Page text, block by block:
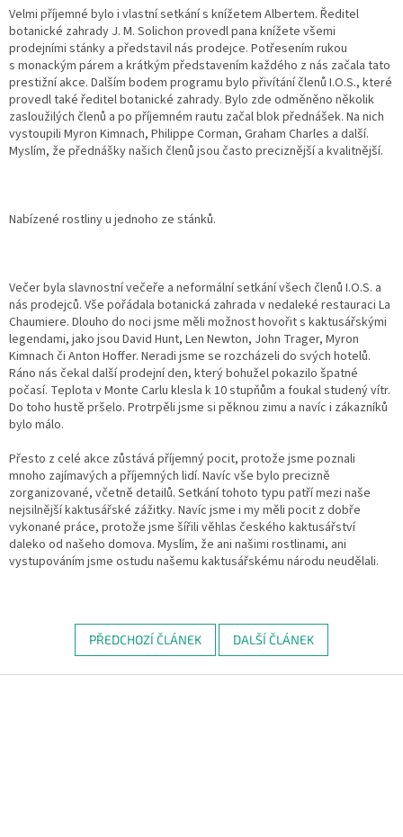
Velmi příjemné bylo i vlastní setkání s knížetem Albertem. Ředitel
botanické zahrady J. M. Solichon provedl pana knížete všemi
prodejními stánky a představil nás prodejce. Potřesením rukou
s monackým párem a krátkým představením každého z nás začala tato
prestižní akce. Dalším bodem programu bylo přivítání členů I.O.S., které
provedl také ředitel botanické zahrady. Bylo zde odměněno několik
zasloužilých členů a po příjemném rautu začal blok přednášek. Na nich
vystoupili Myron Kimnach, Philippe Corman, Graham Charles a další.
Myslím, že přednášky našich členů jsou často preciznější a kvalitnější.
Nabízené rostliny u jednoho ze stánků.
Večer byla slavnostní večeře a neformální setkání všech členů I.O.S. a
nás prodejců. Vše pořádala botanická zahrada v nedaleké restauraci La
Chaumiere. Dlouho do noci jsme měli možnost hovořit s kaktusářskými
legendami, jako jsou David Hunt, Len Newton, John Trager, Myron
Kimnach či Anton Hoffer. Neradi jsme se rozcházeli do svých hotelů.
Ráno nás čekal další prodejní den, který bohužel pokazilo špatné
počasí. Teplota v Monte Carlu klesla k 10 stupňům a foukal studený vítr.
Do toho hustě pršelo. Protrpěli jsme si pěknou zimu a navíc i zákazníků
bylo málo.
Přesto z celé akce zůstává příjemný pocit, protože jsme poznali
mnoho zajímavých a příjemných lidí. Navíc vše bylo precizně
zorganizované, včetně detailů. Setkání tohoto typu patří mezi naše
nejsilnější kaktusářské zážitky. Navíc jsme i my měli pocit z dobře
vykonané práce, protože jsme šířili věhlas českého kaktusářství
daleko od našeho domova. Myslím, že ani našimi rostlinami, ani
vystupováním jsme ostudu našemu kaktusářskému národu neudělali.
PŘEDCHOZÍ ČLÁNEK DALŠÍ ČLÁNEK